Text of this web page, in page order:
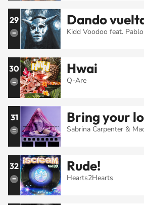
29 Dando
Kidd Voodoo feat.
30 Hwai
Q-Are
31 Bring your
Sabrina Carpenter &
32 Rude!
Hearts2Hearts